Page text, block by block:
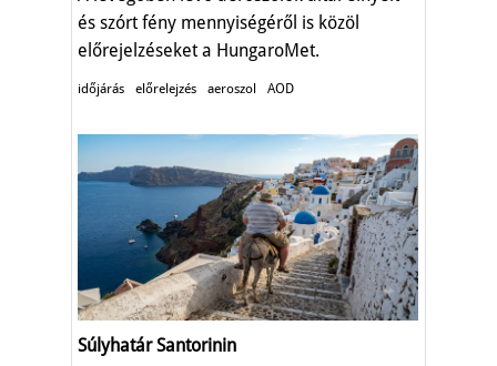
és szórt fény mennyiségéről is közöl
előrejelzéseket a HungaroMet.
időjárás előrelejzés aeroszol AOD
Súlyhatár Santorinin